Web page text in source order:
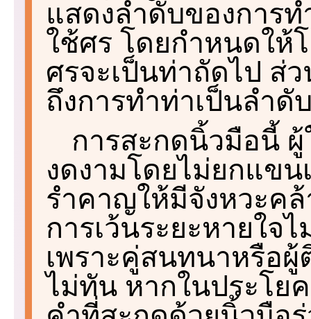
แสดงลำดับของการ
ใช้ศร โดยกำหนดให้
ศรจะเป็นท่าถัดไป ส่
ถึงการทำท่าเป็นลำดั
การสะกดนิ้วมือนี้
งดงามโดยไม่ยกแขน
รำคาญให้มีจังหวะค
การเว้นระยะหายใจ
เพราะคู่สนทนาหรือผู้
ไม่ทัน หากในประโย